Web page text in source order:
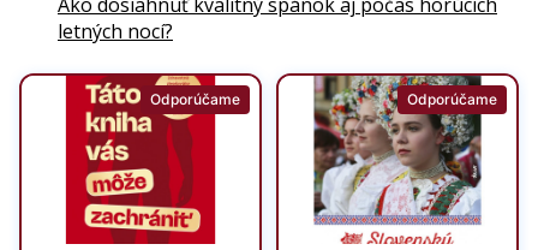
letných nocí?